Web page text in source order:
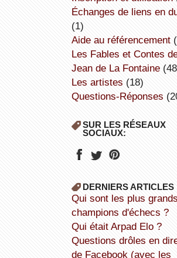
échanges de liens en
(1)
aide au référencement
Les Fables et Contes de
Jean de La Fontaine
Les artistes (18)
Questions-Réponses
SUR LES RÉSEAUX
SOCIAUX:
DERNIERS ARTICLES
Qui sont les plus grands
champions d'échecs ?
Qui était Arpad Elo ?
Questions drôles en direct
de Facebook (avec les